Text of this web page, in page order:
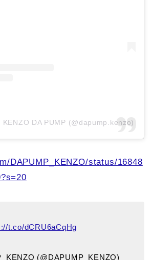
DA PUMP (@dapump.kenzo)
DAPUMP_KENZO/status/16848
t.co/dCRU6aCqHg
(@DAPUMP_KENZO)